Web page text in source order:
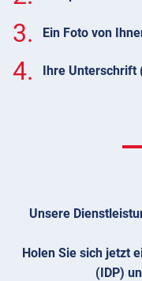
3. Ein Foto von
4. Ihre
Unsere
Holen Sie sich jetzt
(IDP)